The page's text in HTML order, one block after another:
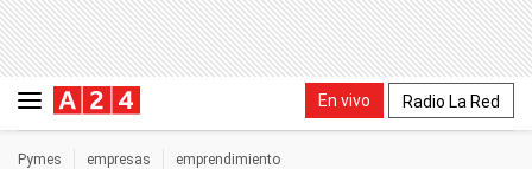
En vivo Radio La Red
Pymes empresas emprendimiento